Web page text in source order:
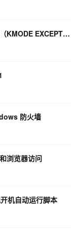
windows2012开机显示 KMODE例外未处理（KMODE EXCEPTION NOT HA）
防火墙
浏览器访问
机自动运行脚本